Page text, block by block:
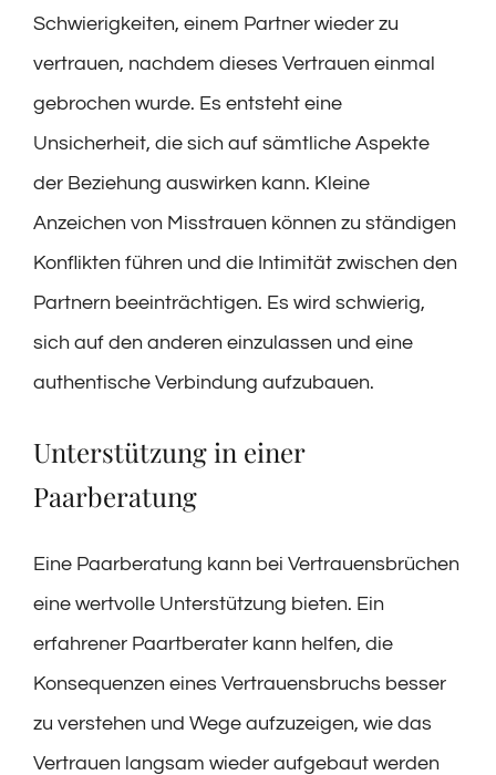
Schwierigkeiten, einem Partner wieder zu
vertrauen, nachdem dieses Vertrauen einmal
gebrochen wurde. Es entsteht eine
Unsicherheit, die sich auf sämtliche Aspekte
der Beziehung auswirken kann. Kleine
Anzeichen von Misstrauen können zu ständigen
Konflikten führen und die Intimität zwischen den
Partnern beeinträchtigen. Es wird schwierig,
sich auf den anderen einzulassen und eine
authentische Verbindung aufzubauen.
Unterstützung in einer
Paarberatung
Eine Paarberatung kann bei Vertrauensbrüchen
eine wertvolle Unterstützung bieten. Ein
erfahrener Paartberater kann helfen, die
Konsequenzen eines Vertrauensbruchs besser
zu verstehen und Wege aufzuzeigen, wie das
Vertrauen langsam wieder aufgebaut werden